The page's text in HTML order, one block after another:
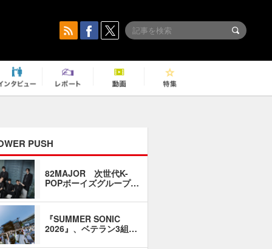
PUSH
82MAJOR 次世代K-
POPボーイズグループ…
『SUMMER SONIC
2026』、ベテラン3組…